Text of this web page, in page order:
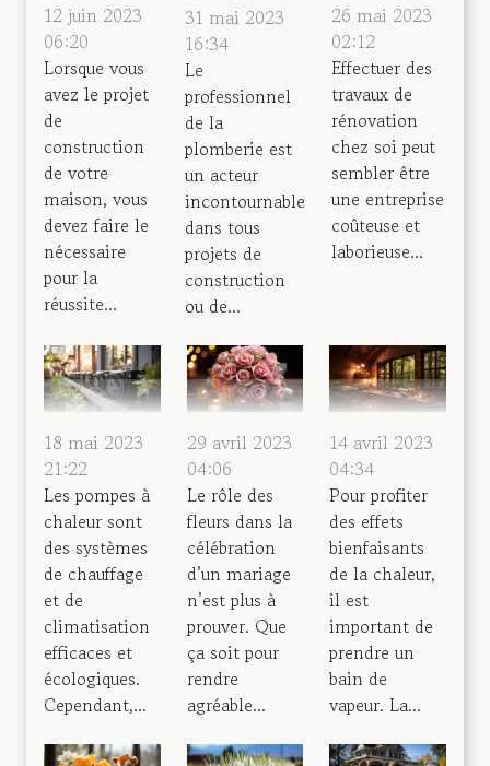
12 juin 2023
06:20
Lorsque vous
avez le projet
de
construction
de votre
maison, vous
devez faire le
nécessaire
pour la
réussite...
31 mai 2023
16:34
Le
professionnel
de la
plomberie est
un acteur
incontournable
dans tous
projets de
construction
ou de...
26 mai 2023
02:12
Effectuer des
travaux de
rénovation
chez soi peut
sembler être
une entreprise
coûteuse et
laborieuse...
18 mai 2023
21:22
Les pompes à
chaleur sont
des systèmes
de chauffage
et de
climatisation
efficaces et
écologiques.
Cependant,...
29 avril 2023
04:06
Le rôle des
fleurs dans la
célébration
d’un mariage
n’est plus à
prouver. Que
ça soit pour
rendre
agréable...
14 avril 2023
04:34
Pour profiter
des effets
bienfaisants
de la chaleur,
il est
important de
prendre un
bain de
vapeur. La...